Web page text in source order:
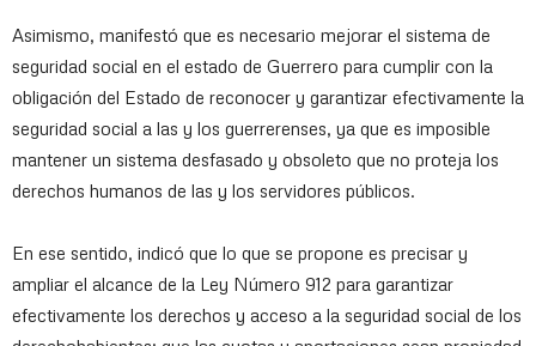
Asimismo, manifestó que es necesario mejorar el sistema de
seguridad social en el estado de Guerrero para cumplir con la
obligación del Estado de reconocer y garantizar efectivamente la
seguridad social a las y los guerrerenses, ya que es imposible
mantener un sistema desfasado y obsoleto que no proteja los
derechos humanos de las y los servidores públicos.
En ese sentido, indicó que lo que se propone es precisar y
ampliar el alcance de la Ley Número 912 para garantizar
efectivamente los derechos y acceso a la seguridad social de los